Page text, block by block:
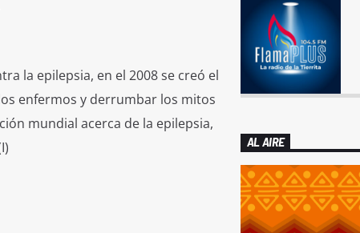
la epilepsia, en el 2008 se creó el
enfermos y derrumbar los mitos
mundial acerca de la epilepsia,
AL AIRE